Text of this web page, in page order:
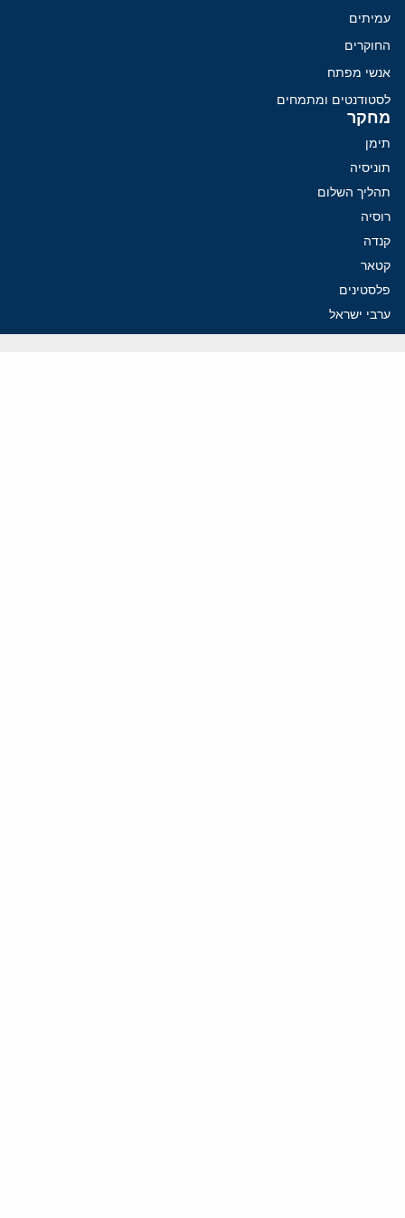
עמיתים
החוקרים
אנשי מפתח
לסטודנטים ומתמחים
מחקר
תימן
תוניסיה
תהליך השלום
רוסיה
קנדה
קטאר
פלסטינים
ערבי ישראל
ערב הסעודית